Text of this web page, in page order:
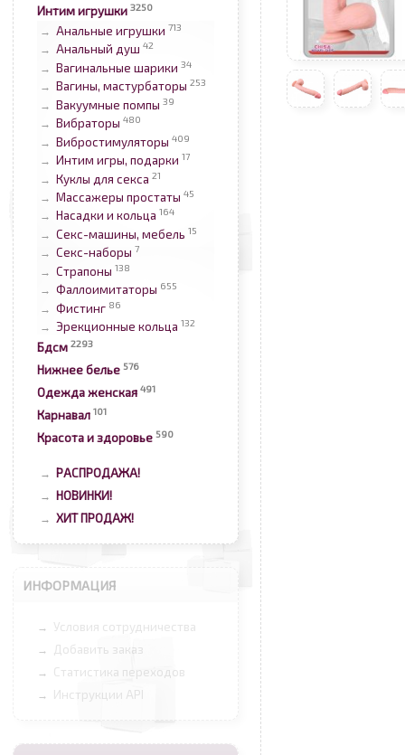
Интим игрушки 3250
→ Анальные игрушки 713
→ Анальный душ 42
→ Вагинальные шарики 34
→ Вагины, мастурбаторы 253
→ Вакуумные помпы 39
→ Вибраторы 480
→ Вибростимуляторы 409
→ Интим игры, подарки 17
→ Куклы для секса 21
→ Массажеры простаты 45
→ Насадки и кольца 164
→ Секс-машины, мебель 15
→ Секс-наборы 7
→ Страпоны 138
→ Фаллоимитаторы 655
→ Фистинг 86
→ Эрекционные кольца 132
Бдсм 2293
Нижнее белье 576
Одежда женская 491
Карнавал 101
Красота и здоровье 590
→ РАСПРОДАЖА!
→ НОВИНКИ!
→ ХИТ ПРОДАЖ!
ИНФОРМАЦИЯ
→ Условия сотрудничества
→ Добавить заказ
→ Статистика переходов
→ Инструкции API